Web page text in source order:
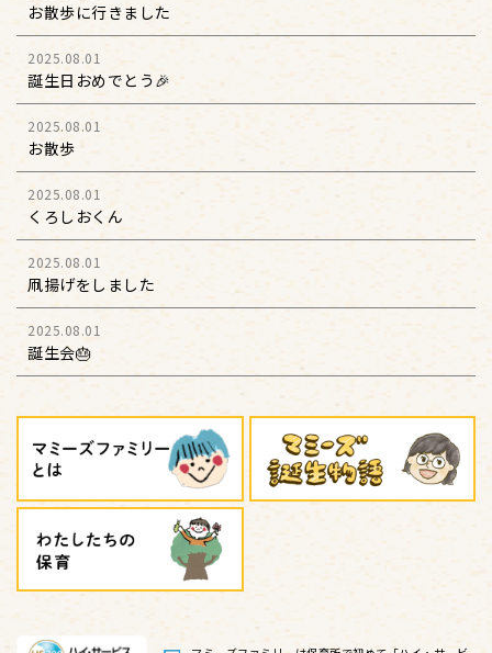
お散歩に行きました
2025.08.01
誕生日おめでとう🎉
2025.08.01
お散歩
2025.08.01
くろしおくん
2025.08.01
凧揚げをしました
2025.08.01
誕生会🎂